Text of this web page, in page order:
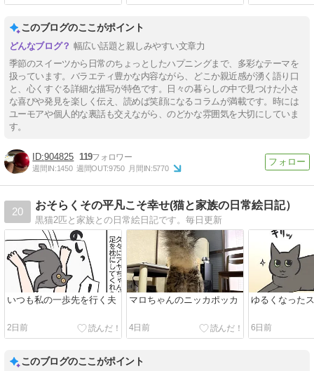
このブログのここがポイント
幅広い話題と親しみやすい文章力
季節のスイーツから日常のちょっとしたハプニングまで、多彩なテーマを
扱っています。バラエティ豊かな内容ながら、どこか親近感が湧く語り口
と、心くすぐる詳細な描写が特色です。日々の暮らしの中で見つけた小さ
な喜びや発見を楽しく伝え、読めば笑顔になるコラムが満載です。時には
ユーモアや個人的な裏話も交えながら、のどかな雰囲気を大切にしていま
す。
904825 119
週間IN:1450 週間OUT:9750 月間IN:5770
20
おそらくその平凡こそ幸せ(猫と家族の日常絵日記）
黒猫2匹と家族との日常絵日記です。毎日更新
いつも私の一歩先を行く夫
2日前
マロちゃんのニッカポッカ
4日前
ゆるくなった
6日前
このブログのここがポイント